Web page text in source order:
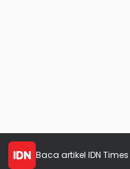
Baca artikel IDN Times